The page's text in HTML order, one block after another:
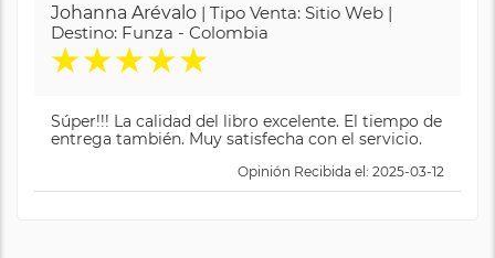
Johanna Arévalo | Tipo Venta: Sitio Web |
Destino: Funza - Colombia
★★★★★
Súper!!! La calidad del libro excelente. El tiempo de
entrega también. Muy satisfecha con el servicio.
Opinión Recibida el: 2025-03-12